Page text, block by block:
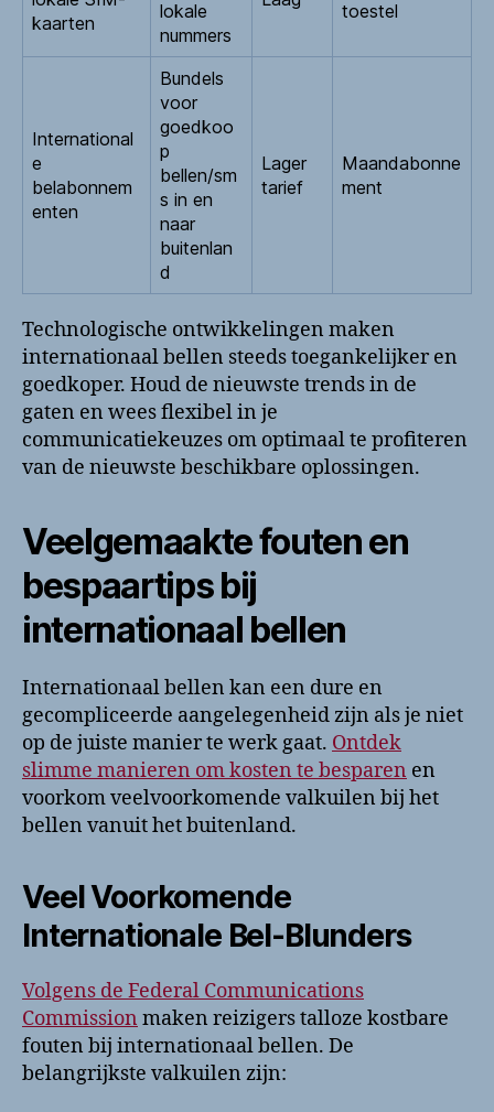
kaarten
lokale
nummers
toestel
International
e
belabonnem
enten
Bundels
voor
goedkoo
p
bellen/sm
s in en
naar
buitenlan
d
Lager
tarief
Maandabonne
ment
Technologische ontwikkelingen maken
internationaal bellen steeds toegankelijker en
goedkoper. Houd de nieuwste trends in de
gaten en wees flexibel in je
communicatiekeuzes om optimaal te profiteren
van de nieuwste beschikbare oplossingen.
Veelgemaakte fouten en
bespaartips bij
internationaal bellen
Internationaal bellen kan een dure en
gecompliceerde aangelegenheid zijn als je niet
op de juiste manier te werk gaat. Ontdek
slimme manieren om kosten te besparen en
voorkom veelvoorkomende valkuilen bij het
bellen vanuit het buitenland.
Veel Voorkomende
Internationale Bel-Blunders
Volgens de Federal Communications
Commission maken reizigers talloze kostbare
fouten bij internationaal bellen. De
belangrijkste valkuilen zijn: